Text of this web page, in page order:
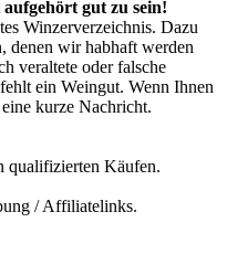
gut zu sein!
Winzerverzeichnis. Dazu
denen wir habhaft werden
veraltete oder falsche
ein Weingut. Wenn Ihnen
kurze Nachricht.
qualifizierten Käufen.
/ Affiliatelinks.